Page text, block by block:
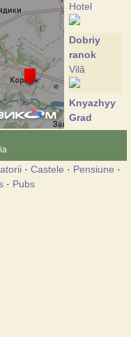
Hotel
Dobriy
ranok
Vilă
Knyazhyy
Grad
Vilă
Kolomiya
· Castele · Pensiune ·
· Pubs